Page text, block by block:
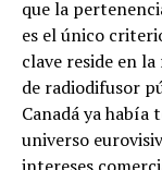
que la
es el único
clave reside en
de radiodifusor
Canadá ya
universo